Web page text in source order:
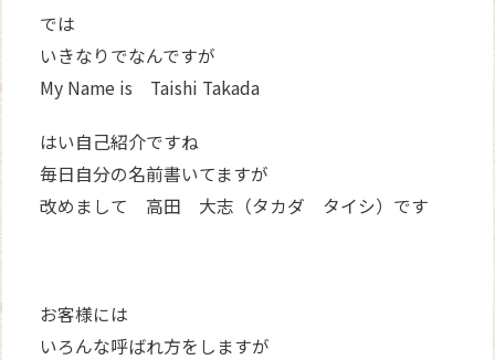
では
いきなりでなんですが
My Name is Taishi Takada
はい自己紹介ですね
毎日自分の名前書いてますが
改めまして 高田 大志（タカダ タイシ）です
お客様には
いろんな呼ばれ方をしますが